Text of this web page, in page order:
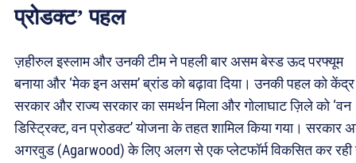
प्रोडक्ट’ पहल
ज़हीरुल इस्लाम और उनकी टीम ने पहली बार असम बेस्ड ऊद परफ्यूम
बनाया और ‘मेक इन असम’ ब्रांड को बढ़ावा दिया। उनकी पहल को केंद्र
सरकार और राज्य सरकार का समर्थन मिला और गोलाघाट ज़िले को ‘वन
डिस्ट्रिक्ट, वन प्रोडक्ट’ योजना के तहत शामिल किया गया। सरकार
अगरवुड (Agarwood) के लिए अलग से एक प्लेटफॉर्म विकसित कर रही